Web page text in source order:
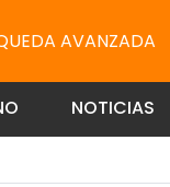
AVANZADA
NOTICIAS